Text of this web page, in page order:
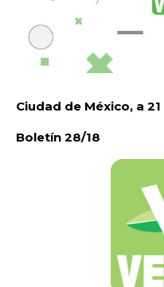
Ciudad de México, a
Boletín 28/18